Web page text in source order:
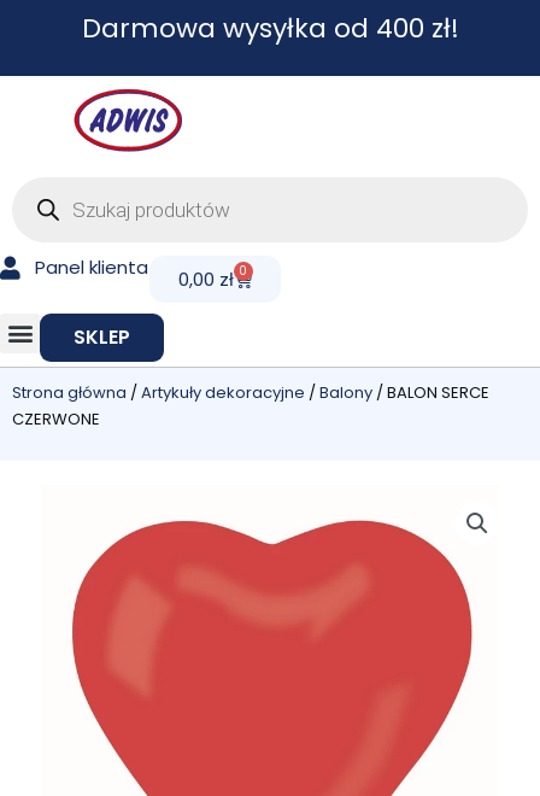
Darmowa wysyłka od 400 zł!
Panel klienta 0,00 zł 0
Cart
SKLEP
Strona główna /Artykuły dekoracyjne /Balony / BALON SERCE
CZERWONE